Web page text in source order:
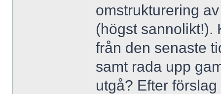
omstrukturering
(högst sannolikt!).
från den senaste
samt rada upp
utgå? Efter